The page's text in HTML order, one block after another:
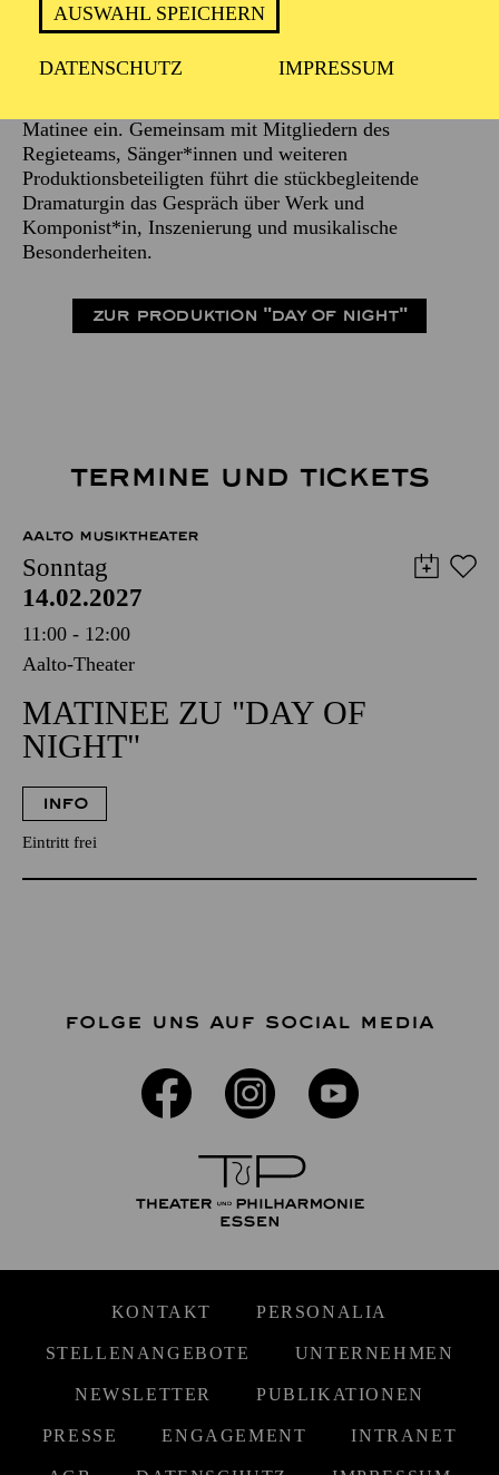
AUSWAHL SPEICHERN
DATENSCHUTZ IMPRESSUM
Beschreibung
Kurz bevor sich der Vorhang einer neuen Musiktheater-
Matinee ein. Gemeinsam mit Mitgliedern des
Regieteams, Sänger*innen und weiteren
Produktionsbeteiligten führt die stückbegleitende
Dramaturgin das Gespräch über Werk und
Komponist*in, Inszenierung und musikalische
Besonderheiten.
ZUR PRODUKTION "DAY OF NIGHT"
TERMINE UND TICKETS
AALTO MUSIKTHEATER
Sonntag
14.02.2027
11:00 - 12:00
Aalto-Theater
MATINEE ZU "DAY OF
NIGHT"
INFO
Eintritt frei
FOLGE UNS AUF SOCIAL MEDIA
KONTAKT PERSONALIA
STELLENANGEBOTE UNTERNEHMEN
NEWSLETTER PUBLIKATIONEN
PRESSE ENGAGEMENT INTRANET